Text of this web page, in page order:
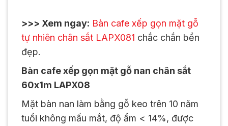
>>> Xem ngay: Bàn cafe xếp gọn mặt gỗ
tự nhiên chân sắt LAPX081 chắc chắn bền
đẹp.
Bàn cafe xếp gọn mặt gỗ nan chân sắt
60x1m LAPX08
Mặt bàn nan làm bằng gỗ keo trên 10 năm
tuổi không mấu mắt, độ ẩm < 14%, được